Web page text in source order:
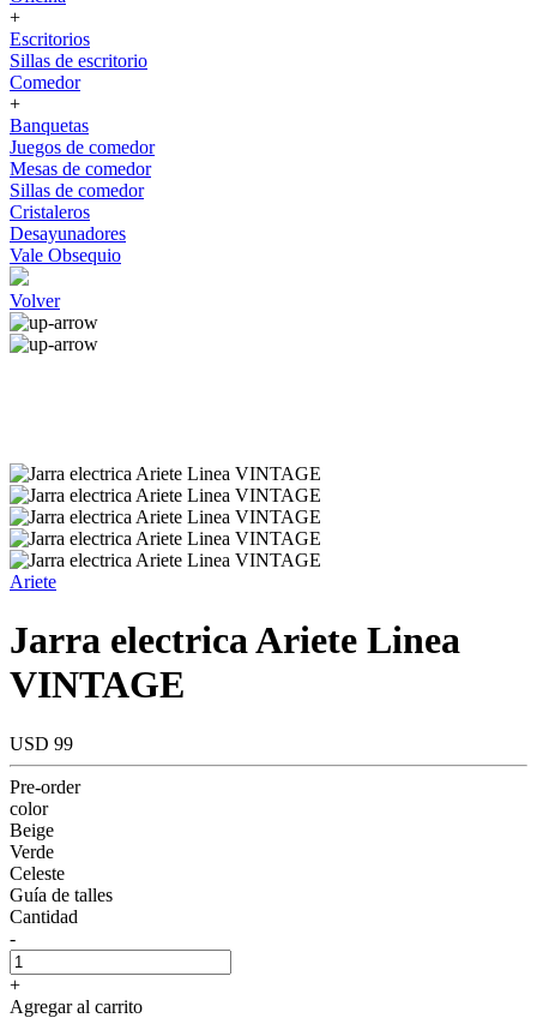
+
Escritorios
Sillas de escritorio
Comedor
+
Banquetas
Juegos de comedor
Mesas de comedor
Sillas de comedor
Cristaleros
Desayunadores
Vale Obsequio
Volver
Ariete
Jarra electrica Ariete Linea
VINTAGE
USD 99
Pre-order
color
Beige
Verde
Celeste
Guía de talles
Cantidad
-
+
Agregar al carrito